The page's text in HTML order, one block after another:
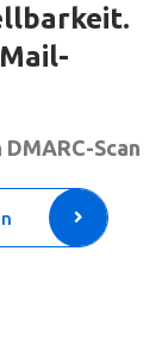
Scan